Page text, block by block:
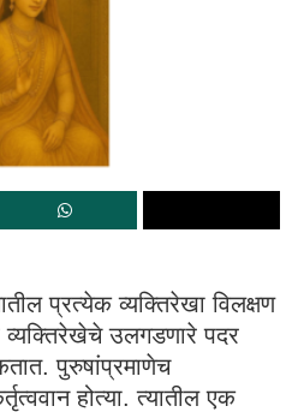
प्रत्येक व्यक्तिरेखा विलक्षण
उलगडणारे पदर
पुरुषांप्रमाणेच
होत्या. त्यातील एक